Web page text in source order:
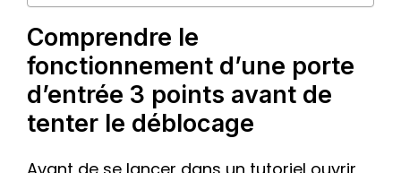
Comprendre le
fonctionnement d’une porte
d’entrée 3 points avant de
tenter le déblocage